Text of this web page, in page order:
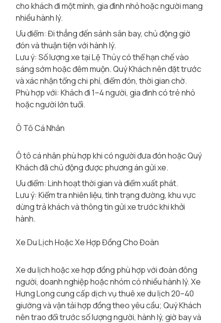
cho khách đi một mình, gia đình nhỏ hoặc người mang
nhiều hành lý.
Ưu điểm: Đi thẳng đến sảnh sân bay, chủ động giờ
đón và thuận tiện với hành lý.
Lưu ý: Số lượng xe tại Lệ Thủy có thể hạn chế vào
sáng sớm hoặc đêm muộn. Quý Khách nên đặt trước
và xác nhận tổng chi phí, điểm đón, thời gian chờ.
Phù hợp với: Khách đi 1–4 người, gia đình có trẻ nhỏ
hoặc người lớn tuổi.
Ô Tô Cá Nhân
Ô tô cá nhân phù hợp khi có người đưa đón hoặc Quý
Khách đã chủ động được phương án gửi xe.
Ưu điểm: Linh hoạt thời gian và điểm xuất phát.
Lưu ý: Kiểm tra nhiên liệu, tình trạng đường, khu vực
dừng trả khách và thông tin gửi xe trước khi khởi
hành.
Xe Du Lịch Hoặc Xe Hợp Đồng Cho Đoàn
Xe du lịch hoặc xe hợp đồng phù hợp với đoàn đông
người, doanh nghiệp hoặc nhóm có nhiều hành lý. Xe
Hưng Long cung cấp dịch vụ thuê xe du lịch 20–40
giường và vận tải hợp đồng theo yêu cầu; Quý Khách
nên trao đổi trước số lượng người, hành lý, giờ bay và